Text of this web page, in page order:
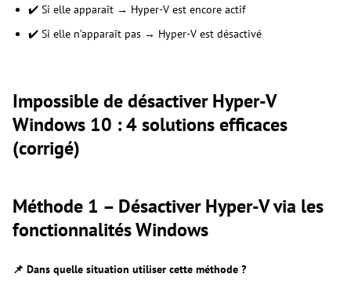
✔️ Si elle apparaît → Hyper-V est encore actif
✔️ Si elle n’apparaît pas → Hyper-V est désactivé
Impossible de désactiver Hyper-V
Windows 10 : 4 solutions efficaces
(corrigé)
Méthode 1 – Désactiver Hyper-V via les
fonctionnalités Windows
📌 Dans quelle situation utiliser cette méthode ?